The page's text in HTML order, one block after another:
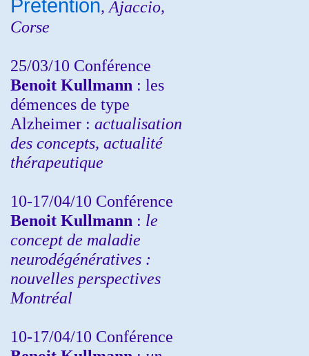
Prétention, Ajaccio,
Corse
25/03/10 Conférence
Benoit Kullmann : les
démences de type
Alzheimer : actualisation
des concepts, actualité
thérapeutique
10-17/04/10 Conférence
Benoit Kullmann : le
concept de maladie
neurodégénératives :
nouvelles perspectives
Montréal
10-17/04/10 Conférence